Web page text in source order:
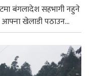
बंगलादेश सहभागी नहुने
आफ्ना खेलाडी पठाउन...